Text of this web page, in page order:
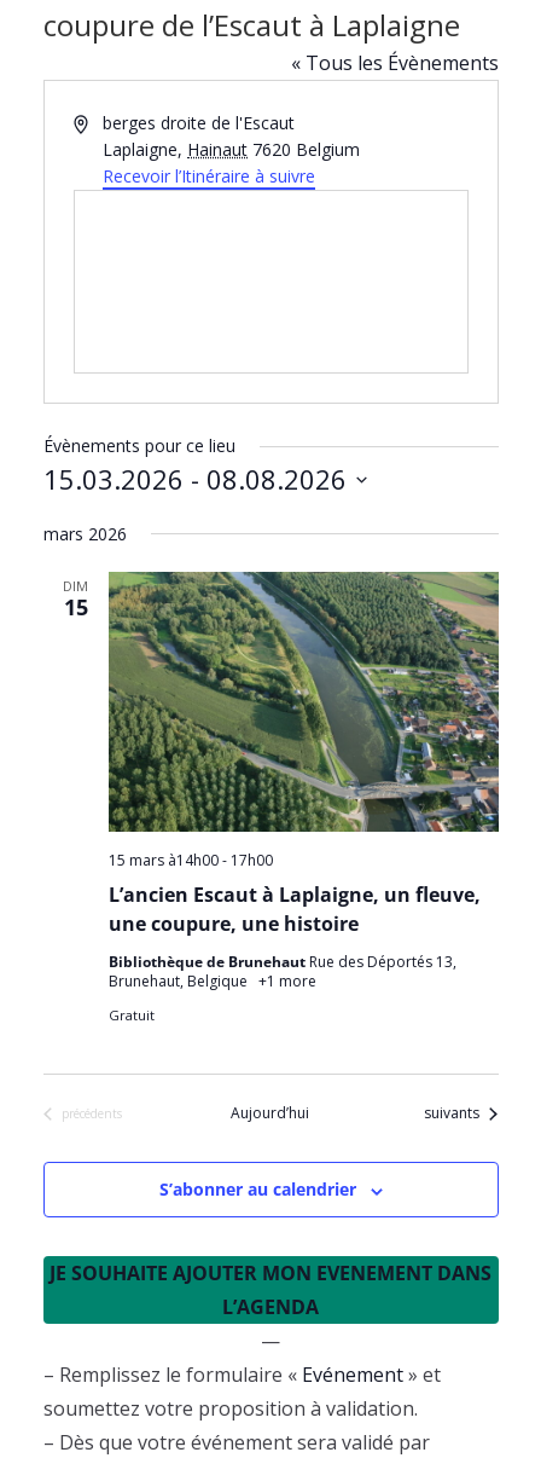
coupure de l’Escaut à Laplaigne
« Tous les Évènements
A
berges droite de l'Escaut
Laplaigne, Hainaut 7620 Belgium
Recevoir l’Itinéraire à suivre
Évènements pour ce lieu
15.03.2026 - 08.08.2026
é
e
.
mars 2026
DIM
15
L’ancien Escaut à Laplaigne, un fleuve,
une coupure, une histoire
15 mars à14h00- 17h00
Bibliothèque de Brunehaut Rue des Déportés 13,
Brunehaut, Belgique +1 more
Gratuit
Évènements
précédents Aujourd’hui Évènements
suivants
S’abonner au calendrier
JE SOUHAITE AJOUTER MON EVENEMENT DANS
L’AGENDA
—
– Remplissez le formulaire « Evénement» et
soumettez votre proposition à validation.
– Dès que votre événement sera validé par